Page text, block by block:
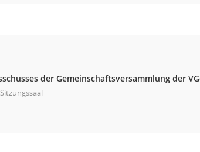
der Gemeinschaftsversammlung der